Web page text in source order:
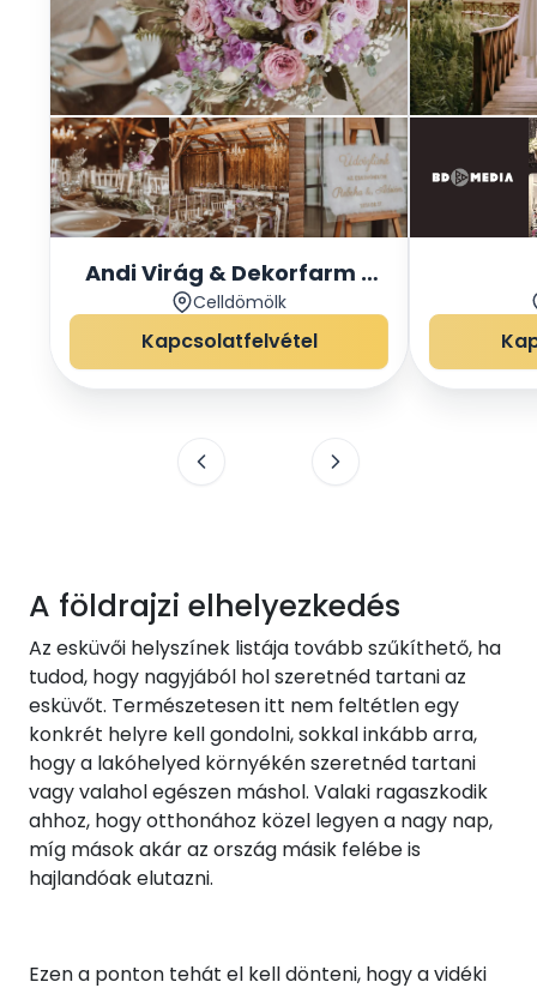
Andi Virág & Dekorfarm -
Celldömölk
Celldömölk
Kapcsolatfelvétel
A földrajzi elhelyezkedés
Az esküvői helyszínek listája tovább szűkíthető, ha
tudod, hogy nagyjából hol szeretnéd tartani az
esküvőt. Természetesen itt nem feltétlen egy
konkrét helyre kell gondolni, sokkal inkább arra,
hogy a lakóhelyed környékén szeretnéd tartani
vagy valahol egészen máshol. Valaki ragaszkodik
ahhoz, hogy otthonához közel legyen a nagy nap,
míg mások akár az ország másik felébe is
hajlandóak elutazni.
Ezen a ponton tehát el kell dönteni, hogy a vidéki